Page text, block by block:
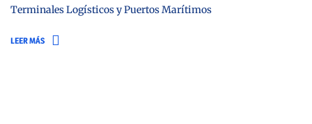
Terminales Logísticos y Puertos Marítimos
LEER MÁS